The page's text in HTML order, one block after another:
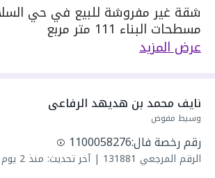
شقة غير مفروشة للبيع في حي
مسطحات البناء 111 متر مربع
دور العقار 2
واصل كهرباء
واصل مياه
سنة البناء: 2026
مميزات العقار:
- حديقة
عرض المزيد
نايف محمد بن هديهد الرفاعى
وسيط مفوض
رقم رخصة فال:1100058276
الرقم المرجعي 131881
|آخر تحديث: منذ 2 يوم